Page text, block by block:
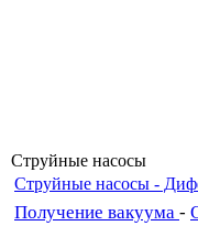
Струйные насосы
Струйные насосы -
Получение вакуума -